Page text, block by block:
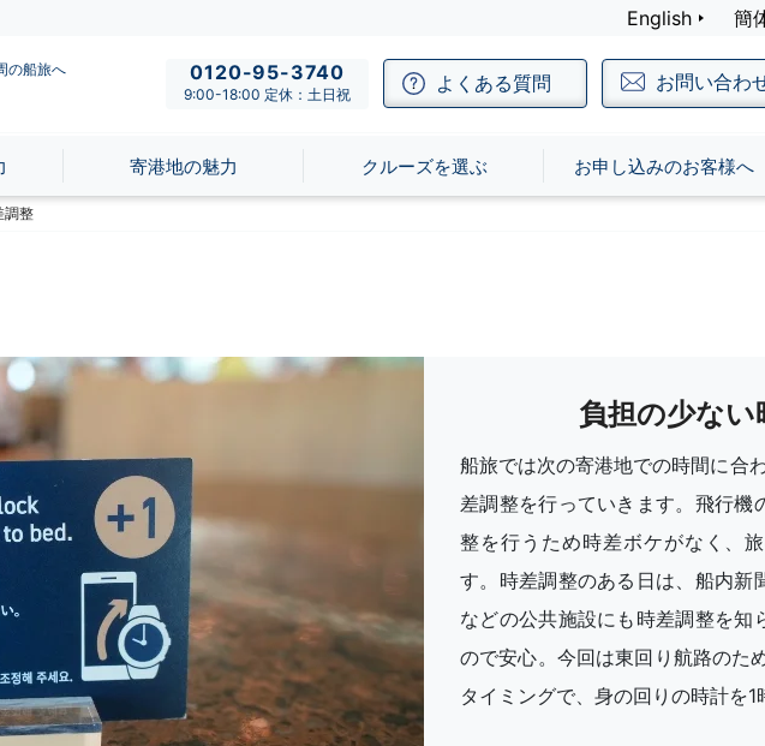
English 簡
の船旅へ 0120-95-3740
9:00-18:00 定休：土日祝 よくある質問 お問い合わ
寄港地の魅力 クルーズを選ぶ お申し込みのお客様へ
調整
負担の少ない
船旅では次の寄港地での時間に合
差調整を行っていきます。飛行機
整を行うため時差ボケがなく、
す。時差調整のある日は、船内新
などの公共施設にも時差調整を知
ので安心。今回は東回り航路のた
タイミングで、身の回りの時計を1